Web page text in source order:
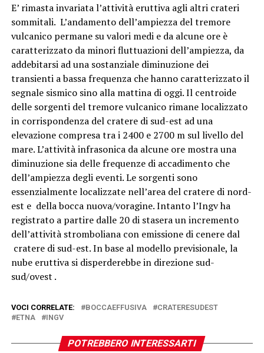
E’ rimasta invariata l’attività eruttiva agli altri crateri
sommitali. L’andamento dell’ampiezza del tremore
vulcanico permane su valori medi e da alcune ore è
caratterizzato da minori fluttuazioni dell’ampiezza, da
addebitarsi ad una sostanziale diminuzione dei
transienti a bassa frequenza che hanno caratterizzato il
segnale sismico sino alla mattina di oggi. Il centroide
delle sorgenti del tremore vulcanico rimane localizzato
in corrispondenza del cratere di sud-est ad una
elevazione compresa tra i 2400 e 2700 m sul livello del
mare. L’attività infrasonica da alcune ore mostra una
diminuzione sia delle frequenze di accadimento che
dell’ampiezza degli eventi. Le sorgenti sono
essenzialmente localizzate nell’area del cratere di nord-
est e della bocca nuova/voragine. Intanto l’Ingv ha
registrato a partire dalle 20 di stasera un incremento
dell’attività stromboliana con emissione di cenere dal
cratere di sud-est. In base al modello previsionale, la
nube eruttiva si disperderebbe in direzione sud-
sud/ovest .
VOCI CORRELATE: BOCCAEFFUSIVA
CRATERESUDEST
ETNA
INGV
POTREBBERO INTERESSARTI